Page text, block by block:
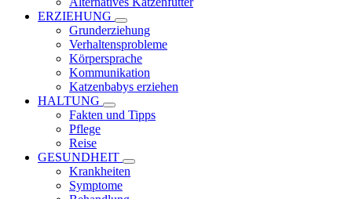
ERZIEHUNG
Grunderziehung
Verhaltensprobleme
Körpersprache
Kommunikation
Katzenbabys erziehen
HALTUNG
Fakten und Tipps
Pflege
Reise
GESUNDHEIT
Krankheiten
Symptome